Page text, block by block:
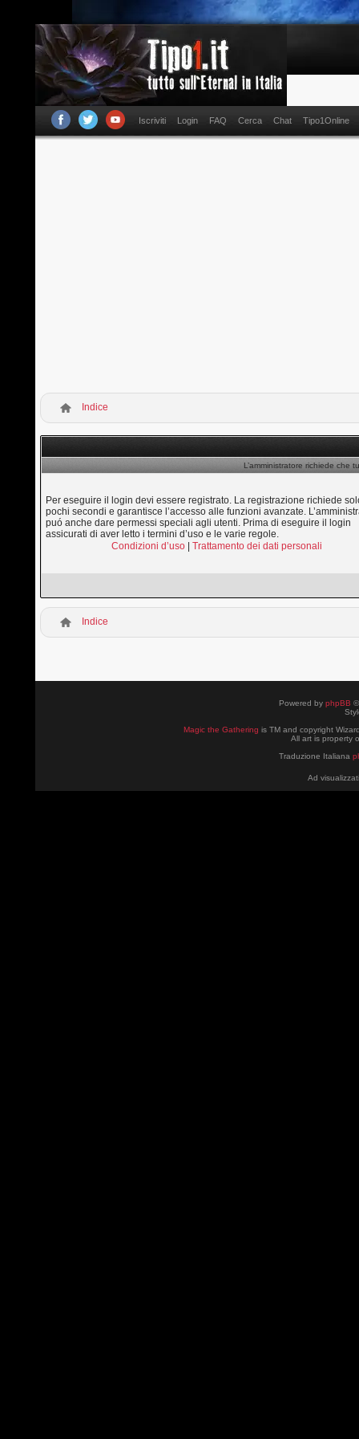
Iscriviti Login FAQ Cerca Chat Tipo1Online
Indice
L’amministratore richiede che
Per eseguire il login devi essere registrato. La registrazione richiede
pochi secondi e garantisce l’accesso alle funzioni avanzate.
puó anche dare permessi speciali agli utenti. Prima di eseguire il login
assicurati di aver letto i termini d’uso e le varie regole.
Condizioni d’uso |Trattamento dei dati personali
Indice
Powered by phpBB
Magic the Gathering is TM and copyright
All art is property
Traduzione Italiana
Ad